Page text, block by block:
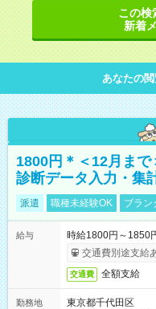
この検
新着
あなたの
1800円＊＜12月ま
診断データ入力・集
派遣 職種未経験OK ブラン
給与
時給1800円～1850
交通費別途支給
交通費 全額支給
勤務地
東京都千代田区